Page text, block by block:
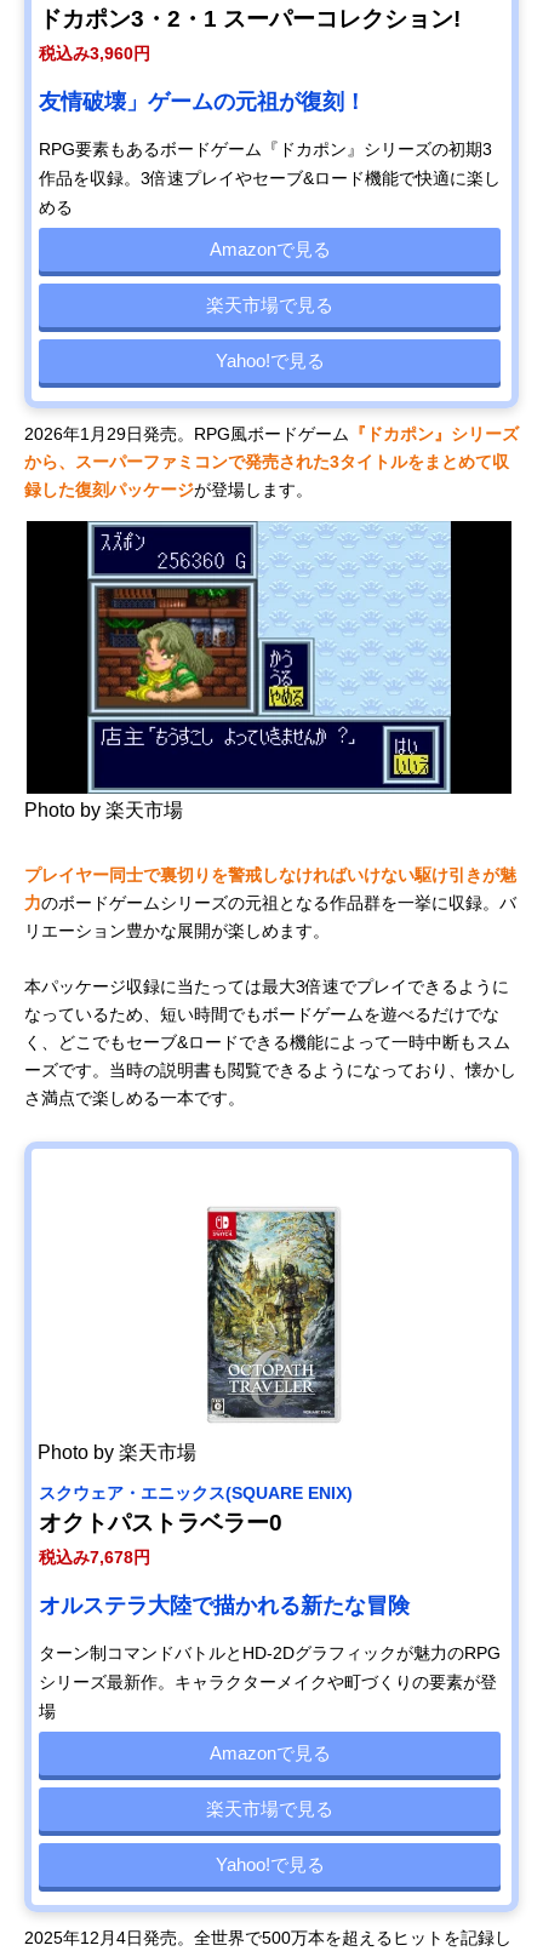
ドカポン3・2・1 スーパーコレクション!
税込み3,960円
友情破壊」ゲームの元祖が復刻！
RPG要素もあるボードゲーム『ドカポン』シリーズの初期3
作品を収録。3倍速プレイやセーブ&ロード機能で快適に楽し
める
Amazonで見る
楽天市場で見る
Yahoo!で見る
2026年1月29日発売。RPG風ボードゲーム 『ドカポン』シリーズ
から、スーパーファミコンで発売された3タイトルをまとめて収
録した復刻パッケージが登場します。
Photo by 楽天市場
プレイヤー同士で裏切りを警戒しなければいけない駆け引きが魅
力のボードゲームシリーズの元祖となる作品群を一挙に収録。バ
リエーション豊かな展開が楽しめます。
本パッケージ収録に当たっては最大3倍速でプレイできるように
なっているため、短い時間でもボードゲームを遊べるだけでな
く、どこでもセーブ&ロードできる機能によって一時中断もスム
ーズです。当時の説明書も閲覧できるようになっており、懐かし
さ満点で楽しめる一本です。
Photo by 楽天市場
スクウェア・エニックス(SQUARE ENIX)
オクトパストラベラー0
税込み7,678円
オルステラ大陸で描かれる新たな冒険
ターン制コマンドバトルとHD-2Dグラフィックが魅力のRPG
シリーズ最新作。キャラクターメイクや町づくりの要素が登
場
Amazonで見る
楽天市場で見る
Yahoo!で見る
2025年12月4日発売。全世界で500万本を超えるヒットを記録し